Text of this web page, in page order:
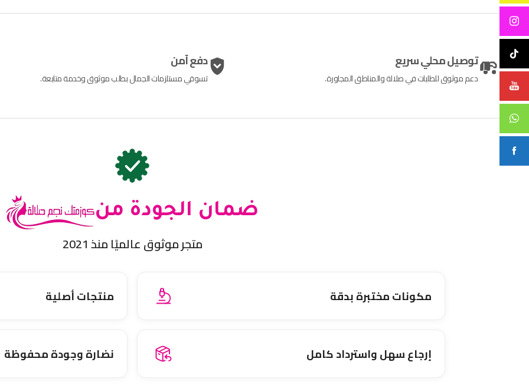
توصيل محلي سريع
دعم موثوق للطلبات في صلالة والمناطق المجاورة.
دفع آمن
تسوقي مستلزمات الجمال بطلب موثوق وخدمة متابعة.
ضمان الجودة من
متجر موثوق عالميًا منذ 2021
مكونات مختبرة بدقة منتجات أصلية
إرجاع سهل واسترداد كامل نضارة وجودة محفوظة